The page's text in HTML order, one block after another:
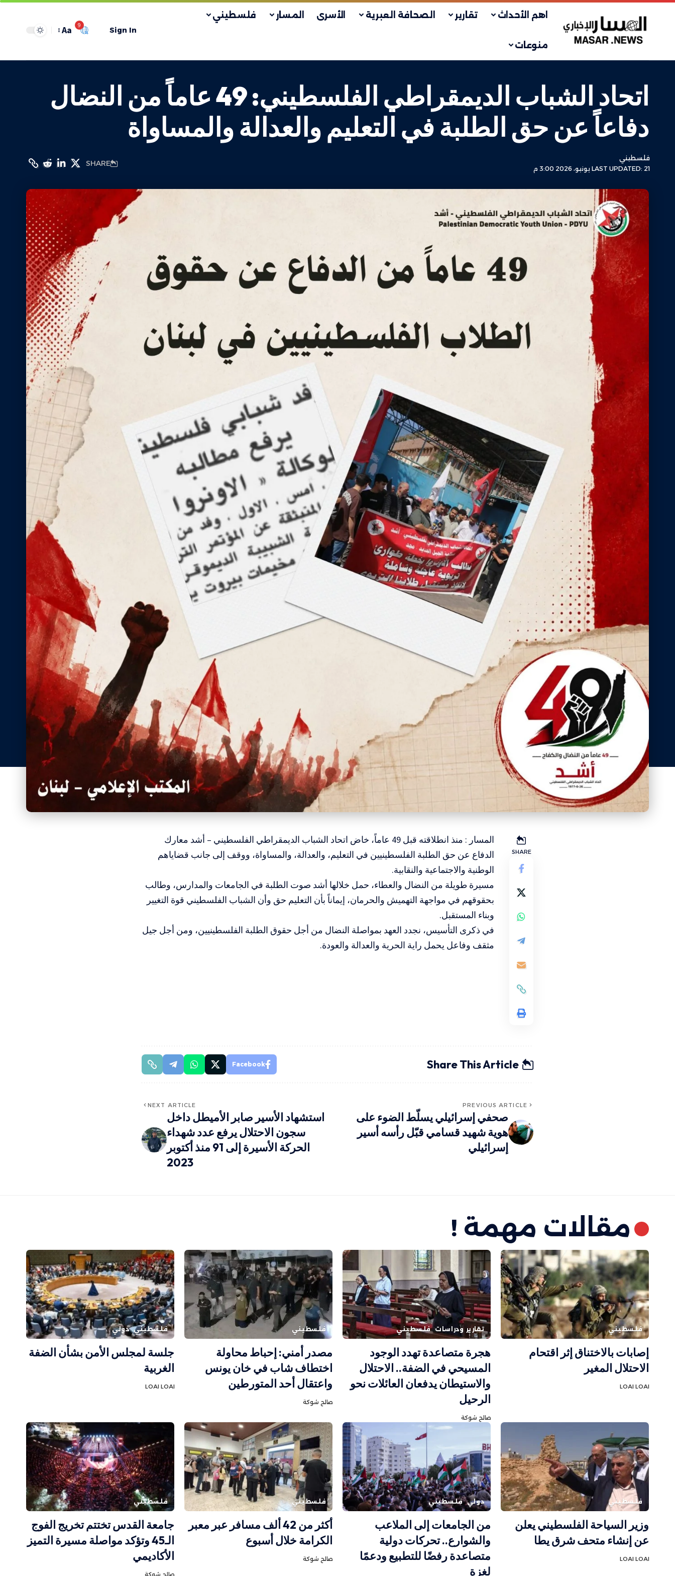
اهم الأحداث تقارير الصحافة العبرية الأسرى المسار فلسطيني
منوعات
Sign In
9
Aa
اتحاد الشباب الديمقراطي الفلسطيني: 49 عاماً من النضال
دفاعاً عن حق الطلبة في التعليم والعدالة والمساواة
LAST UPDATED: 21 يونيو، 2026 3:00 م
فلسطيني
SHARE
SHARE
المسار : منذ انطلاقته قبل 49 عاماً، خاض اتحاد الشباب الديمقراطي الفلسطيني – أشد معارك
الدفاع عن حق الطلبة الفلسطينيين في التعليم، والعدالة، والمساواة، ووقف إلى جانب قضاياهم
الوطنية والاجتماعية والنقابية.
مسيرة طويلة من النضال والعطاء، حمل خلالها أشد صوت الطلبة في الجامعات والمدارس، وطالب
بحقوقهم في مواجهة التهميش والحرمان، إيماناً بأن التعليم حق وأن الشباب الفلسطيني قوة التغيير
وبناء المستقبل.
في ذكرى التأسيس، نجدد العهد بمواصلة النضال من أجل حقوق الطلبة الفلسطينيين، ومن أجل جيل
مثقف وفاعل يحمل راية الحرية والعدالة والعودة.
Share This Article
Facebook
PREVIOUS ARTICLE
صحفي إسرائيلي يسلّط الضوء على
هوية شهيد قسامي قبّل رأسه أسير
إسرائيلي
NEXT ARTICLE
استشهاد الأسير صابر الأميطل داخل
سجون الاحتلال يرفع عدد شهداء
الحركة الأسيرة إلى 91 منذ أكتوبر
2023
مقالات مهمة !
فلسطيني
إصابات بالاختناق إثر اقتحام
الاحتلال المغير
LOAI LOAI
تقارير ودراسات فلسطيني
هجرة متصاعدة تهدد الوجود
المسيحي في الضفة.. الاحتلال
والاستيطان يدفعان العائلات نحو
الرحيل
صالح شوكة
فلسطيني
مصدر أمني: إحباط محاولة
اختطاف شاب في خان يونس
واعتقال أحد المتورطين
صالح شوكة
فلسطيني دولي
جلسة لمجلس الأمن بشأن الضفة
الغربية
LOAI LOAI
فلسطيني
وزير السياحة الفلسطيني يعلن
عن إنشاء متحف شرق يطا
LOAI LOAI
دولي فلسطيني
من الجامعات إلى الملاعب
والشوارع.. تحركات دولية
متصاعدة رفضًا للتطبيع ودعمًا
لغزة
فلسطيني
أكثر من 42 ألف مسافر عبر معبر
الكرامة خلال أسبوع
صالح شوكة
فلسطيني
جامعة القدس تختتم تخريج الفوج
الـ45 وتؤكد مواصلة مسيرة التميز
الأكاديمي
صالح شوكة